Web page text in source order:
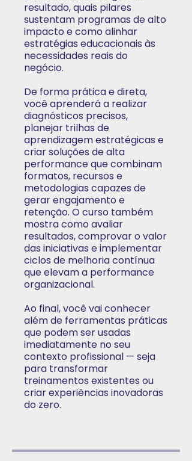
resultado, quais pilares
sustentam programas de alto
impacto e como alinhar
estratégias educacionais às
necessidades reais do
negócio.
De forma prática e direta,
você aprenderá a realizar
diagnósticos precisos,
planejar trilhas de
aprendizagem estratégicas e
criar soluções de alta
performance que combinam
formatos, recursos e
metodologias capazes de
gerar engajamento e
retenção. O curso também
mostra como avaliar
resultados, comprovar o valor
das iniciativas e implementar
ciclos de melhoria contínua
que elevam a performance
organizacional.
Ao final, você vai conhecer
além de ferramentas práticas
que podem ser usadas
imediatamente no seu
contexto profissional — seja
para transformar
treinamentos existentes ou
criar experiências inovadoras
do zero.